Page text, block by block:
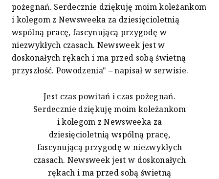
pożegnań. Serdecznie dziękuję moim koleżankom
i kolegom z Newsweeka za dziesięcioletnią
wspólną pracę, fascynującą przygodę w
niezwykłych czasach. Newsweek jest w
doskonałych rękach i ma przed sobą świetną
przyszłość. Powodzenia" – napisał w serwisie.
Jest czas powitań i czas pożegnań.
Serdecznie dziękuję moim koleżankom
i kolegom z Newsweeka za
dziesięcioletnią wspólną pracę,
fascynującą przygodę w niezwykłych
czasach. Newsweek jest w doskonałych
rękach i ma przed sobą świetną